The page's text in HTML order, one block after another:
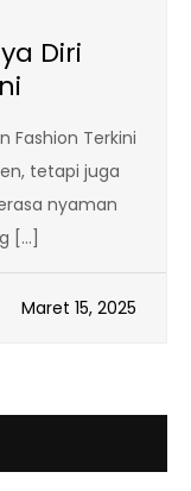
Diri
Fashion Terkini
tetapi juga
nyaman
[…]
Maret 15, 2025